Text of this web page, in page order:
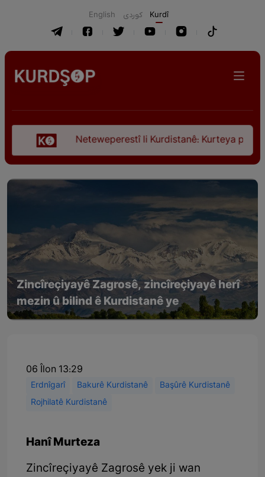
English كوردی Kurdî
Neteweperestî li Kurdistanê: Kurteya pêşveçûna
Zincîreçiyayê Zagrosê, zincîreçiyayê herî
mezin û bilind ê Kurdistanê ye
06 Îlon 13:29
Erdnîgarî Bakurê Kurdistanê
Başûrê Kurdistanê
Rojhilatê Kurdistanê
Hanî Murteza
Zincîreçiyayê Zagrosê yek ji wan